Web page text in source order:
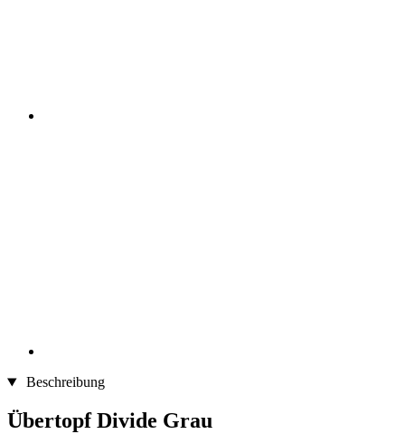
Beschreibung
Übertopf Divide Grau